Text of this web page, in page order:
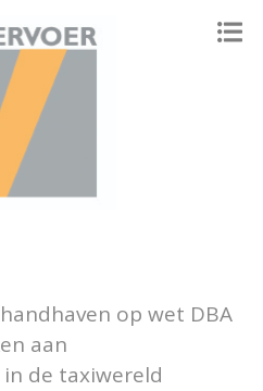
op wet DBA
aan
de taxiwereld